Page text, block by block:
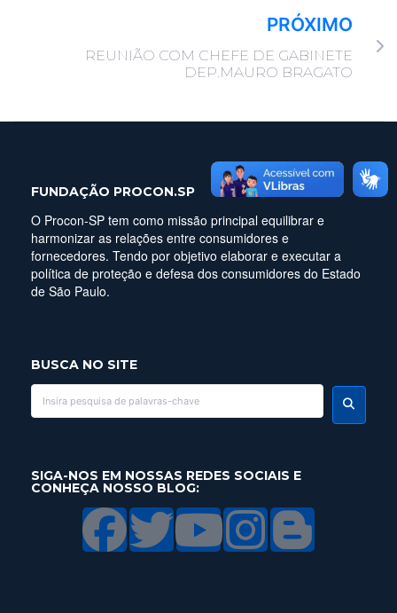
PRÓXIMO
REUNIÃO COM CHEFE DE GABINETE
DEP.MAURO BRAGATO
FUNDAÇÃO PROCON.SP
O Procon-SP tem como missão principal equilibrar e
harmonizar as relações entre consumidores e
fornecedores. Tendo por objetivo elaborar e executar a
política de proteção e defesa dos consumidores do Estado
de São Paulo.
BUSCA NO SITE
SIGA-NOS EM NOSSAS REDES SOCIAIS E
CONHEÇA NOSSO BLOG: